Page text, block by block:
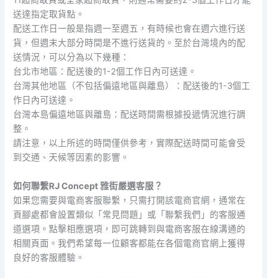
送達指定取貨點。
配送工作日一般是指週一至週五，有時候也會在週六進行送
貨，但週末大部分時間是不進行送貨的。至於台灣境內的配
送情況，可以分為以下幾種：
台北市地區：配送後的1-2個工作日內可送達。
台灣其他地區（不包括偏遠地區與離島）：配送後的1-3個工
作日內可送達。
台灣本島偏遠地區與離島：配送時間需根據投遞情況進行調
整。
請注意，以上所述的時間僅供參考，實際配送時間可能會受
到交通、天候等因素的影響。
如何聯繫RJ Concept 雅街嚴選客服？
如果您需要與電商客服聯繫，只需打開該電商官網，通常在
頁腳處都會設置類似「常見問題」或「聯繫我們」的客服通
道選項。點擊相應選項，即可跳轉到與電商客服在線溝通的
相關頁面。我們希望每一位顧客都能在各個電商官網上獲得
良好的客服體驗。